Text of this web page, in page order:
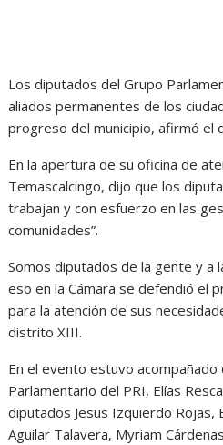
Los diputados del Grupo
aliados permanentes de los
progreso del municipio, afirmó el
En la apertura de su oficina de
Temascalcingo, dijo que los
trabajan y con esfuerzo en las
comunidades”.
Somos diputados de la gente y a
eso en la Cámara se defendió el
para la atención de sus
distrito XIII.
En el evento estuvo
Parlamentario del PRI, Elías
diputados Jesus Izquierdo Rojas,
Aguilar Talavera, Myriam